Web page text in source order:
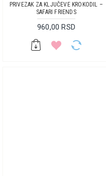
PRIVEZAK ZA KLJUČEVE KROKODIL –
SAFARI FRIENDS
960,00 RSD